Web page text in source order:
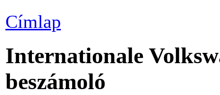
Címlap
Internationale
beszámoló